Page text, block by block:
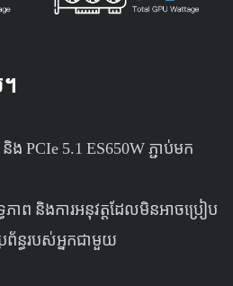
។
PCIe 5.1 ES650W ភ្ជាប់មក
ភាព និងការអនុវត្តដែលមិនអាចប្រៀប
រព័ន្ធរបស់អ្នកជាមួយ